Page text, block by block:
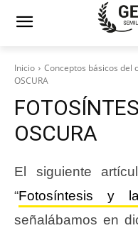
Inicio Conceptos básicos del
OSCURA
OSCURA
El siguiente
“Fotosíntesis y
señalábamos en